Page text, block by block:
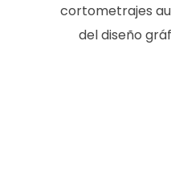
cortometrajes
del diseño